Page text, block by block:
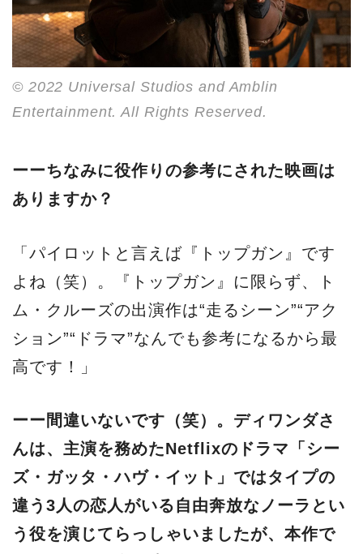
© 2022 Universal Studios and Amblin
Entertainment. All Rights Reserved.
ーーちなみに役作りの参考にされた映画は
ありますか？
「パイロットと言えば『トップガン』です
よね（笑）。『トップガン』に限らず、ト
ム・クルーズの出演作は“走るシーン”“アク
ション”“ドラマ”なんでも参考になるから最
高です！」
ーー間違いないです（笑）。ディワンダさ
んは、主演を務めたNetflixのドラマ「シー
ズ・ガッタ・ハヴ・イット」ではタイプの
違う3人の恋人がいる自由奔放なノーラとい
う役を演じてらっしゃいましたが、本作で